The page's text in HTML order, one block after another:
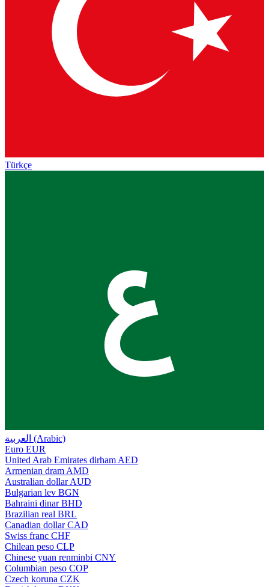
Türkçe
ع
العربية (Arabic)
Euro EUR
United Arab Emirates dirham AED
Armenian dram AMD
Australian dollar AUD
Bulgarian lev BGN
Bahraini dinar BHD
Brazilian real BRL
Canadian dollar CAD
Swiss franc CHF
Chilean peso CLP
Chinese yuan renminbi CNY
Columbian peso COP
Czech koruna CZK